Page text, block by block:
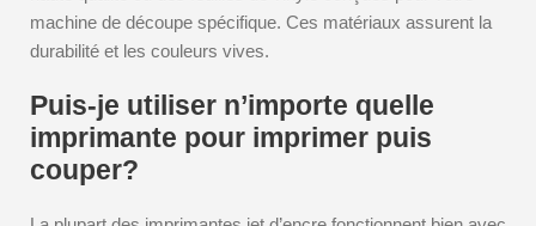
machine de découpe spécifique. Ces matériaux assurent la
durabilité et les couleurs vives.
Puis-je utiliser n’importe quelle
imprimante pour imprimer puis
couper?